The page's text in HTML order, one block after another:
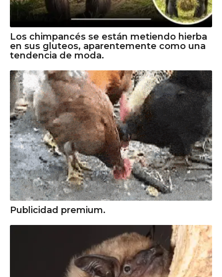
Los chimpancés se están metiendo hierba
en sus gluteos, aparentemente como una
tendencia de moda.
Publicidad premium.